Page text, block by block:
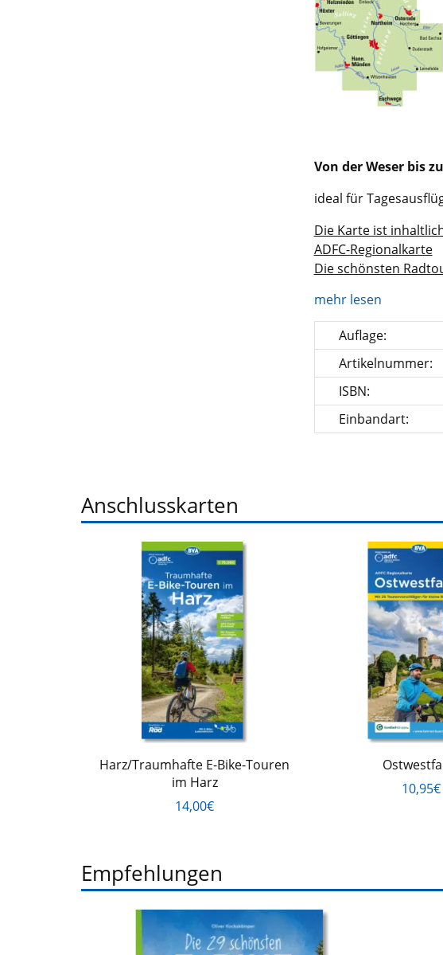
Von der Weser bis
ideal für
Die Karte ist
ADFC-Regionalkarte
Die schönsten
mehr lesen
Auflage:
Artikelnummer:
ISBN:
Einbandart:
Anschlusskarten
Harz/Traumhafte E-Bike-Touren
im Harz
14,00€
10,95€
Empfehlungen